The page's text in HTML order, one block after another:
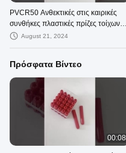
PVCR50 Ανθεκτικές στις καιρικές
συνθήκες πλαστικές πρίζες τοίχων
(40 μονάδες/κατάστημα)
August 21, 2024
Πρόσφατα Βίντεο
00:08